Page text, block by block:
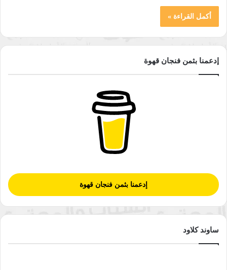
أكمل القراءة »
إدعمنا بثمن فنجان قهوة
إدعمنا بثمن فنجان قهوة
ساوند كلاود